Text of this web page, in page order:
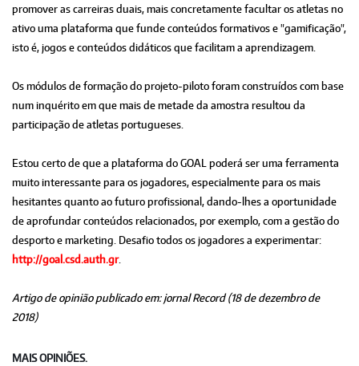
promover as carreiras duais, mais concretamente facultar os atletas no
ativo uma plataforma que funde conteúdos formativos e "gamificação",
isto é, jogos e conteúdos didáticos que facilitam a aprendizagem.
Os módulos de formação do projeto-piloto foram construídos com base
num inquérito em que mais de metade da amostra resultou da
participação de atletas portugueses.
Estou certo de que a plataforma do GOAL poderá ser uma ferramenta
muito interessante para os jogadores, especialmente para os mais
hesitantes quanto ao futuro profissional, dando-lhes a oportunidade
de aprofundar conteúdos relacionados, por exemplo, com a gestão do
desporto e marketing. Desafio todos os jogadores a experimentar:
http://goal.csd.auth.gr.
Artigo de opinião publicado em: jornal Record (18 de dezembro de
2018)
MAIS OPINIÕES.